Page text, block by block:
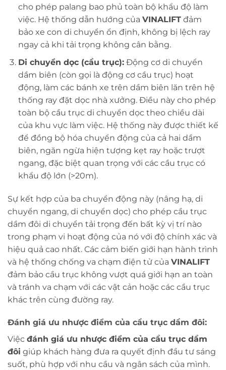
cho phép palang bao phủ toàn bộ khẩu độ làm
việc. Hệ thống dẫn hướng của VINALIFTđảm
bảo xe con di chuyển ổn định, không bị lệch ray
ngay cả khi tải trọng không cân bằng.
Di chuyển dọc (cầu trục):Động cơ di chuyển
dầm biên (còn gọi là động cơ cầu trục) hoạt
động, làm các bánh xe trên dầm biên lăn trên hệ
thống ray đặt dọc nhà xưởng. Điều này cho phép
toàn bộ cầu trục di chuyển dọc theo chiều dài
của khu vực làm việc. Hệ thống này được thiết kế
để đồng bộ hóa chuyển động của cả hai dầm
biên, ngăn ngừa hiện tượng kẹt ray hoặc trượt
ngang, đặc biệt quan trọng với các cầu trục có
khẩu độ lớn (>20m).
Sự kết hợp của ba chuyển động này (nâng hạ, di
chuyển ngang, di chuyển dọc) cho phép cầu trục
dầm đôi di chuyển tải trọng đến bất kỳ vị trí nào
trong phạm vi hoạt động của nó với độ chính xác và
hiệu quả cao nhất. Các cảm biến giới hạn hành trình
và hệ thống chống va chạm điện tử của VINALIFT
đảm bảo cầu trục không vượt quá giới hạn an toàn
và tránh va chạm với các vật cản hoặc các cầu trục
khác trên cùng đường ray.
Đánh giá ưu nhược điểm của cầu trục dầm đôi:
Việc đánh giá ưu nhược điểm của cầu trục dầm
đôi giúp khách hàng đưa ra quyết định đầu tư sáng
suốt, phù hợp với nhu cầu và ngân sách của mình.